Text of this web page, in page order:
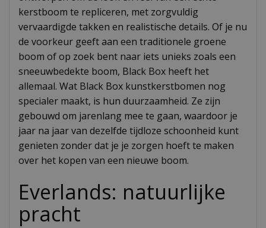
kerstboom te repliceren, met zorgvuldig
vervaardigde takken en realistische details. Of je nu
de voorkeur geeft aan een traditionele groene
boom of op zoek bent naar iets unieks zoals een
sneeuwbedekte boom, Black Box heeft het
allemaal. Wat Black Box kunstkerstbomen nog
specialer maakt, is hun duurzaamheid. Ze zijn
gebouwd om jarenlang mee te gaan, waardoor je
jaar na jaar van dezelfde tijdloze schoonheid kunt
genieten zonder dat je je zorgen hoeft te maken
over het kopen van een nieuwe boom.
Everlands: natuurlijke
pracht